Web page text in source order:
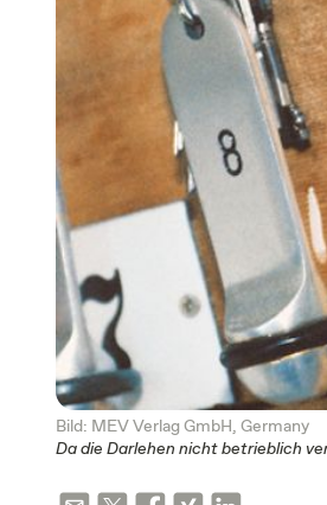
Bild: MEV Verlag GmbH, Germany
Da die Darlehen nicht betrieblich